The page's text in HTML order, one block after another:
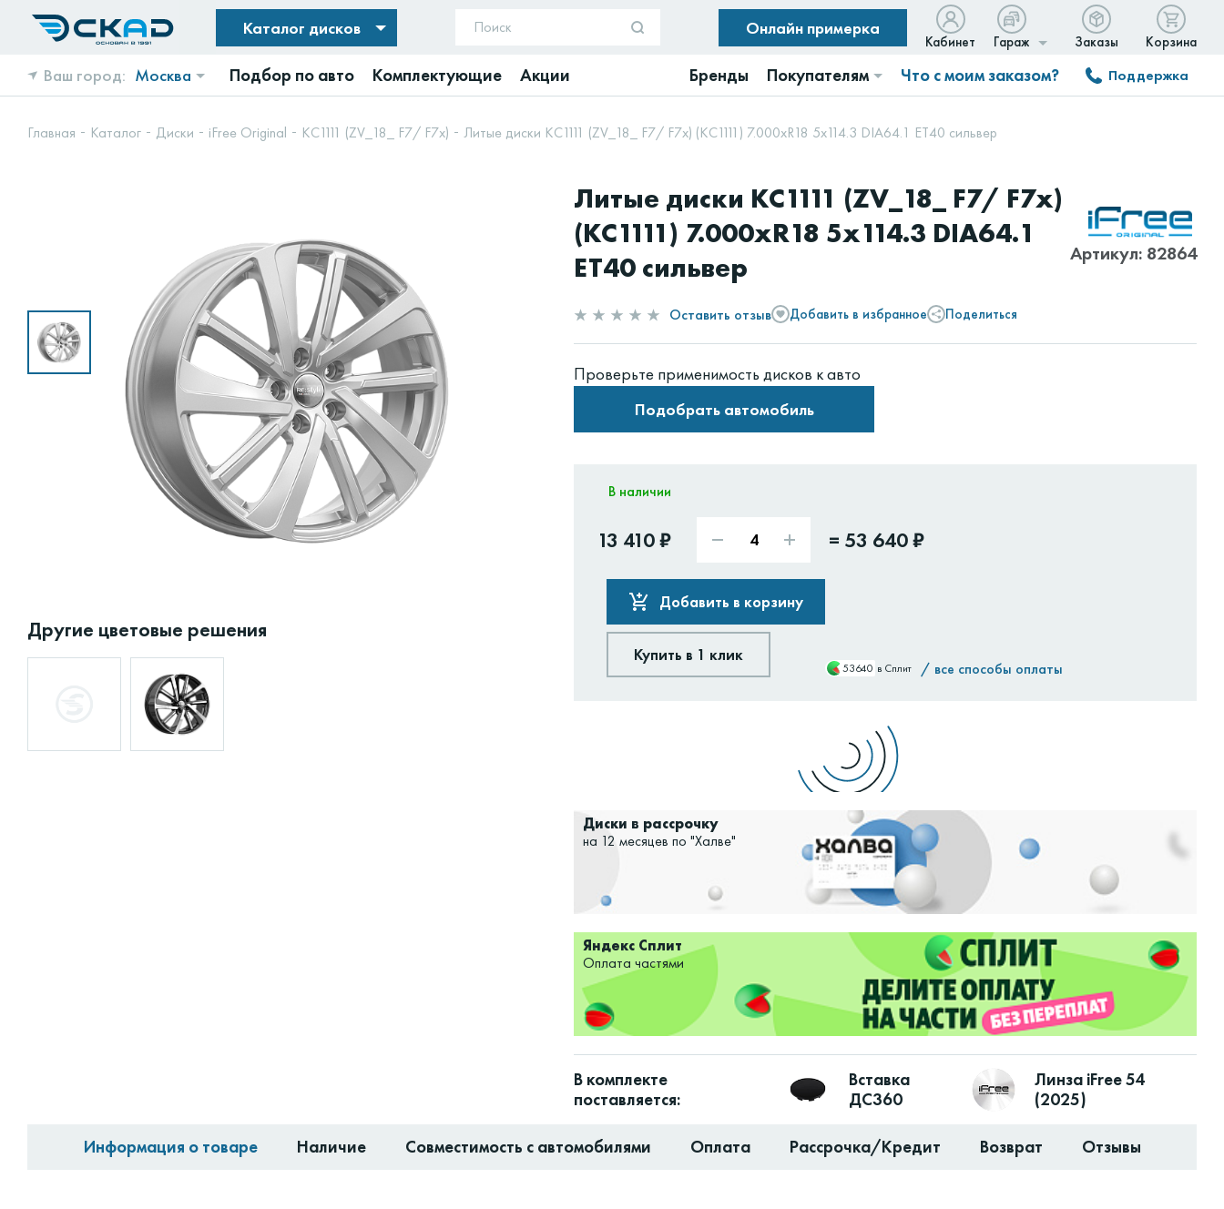
Каталог дисков Онлайн примерка
Кабинет Гараж Заказы Корзина
Ваш город: Москва Подбор по авто Комплектующие Акции Бренды Покупателям Что с моим заказом? Поддержка
Главная Каталог Диски iFree Original КС1111 (ZV_18_ F7/ F7x) Литые диски КС1111 (ZV_18_ F7/ F7x) (КС1111) 7.000xR18 5x114.3 DIA64.1 ET40 сильвер
Другие цветовые решения
Литые диски КС1111 (ZV_18_ F7/ F7x)
(КС1111) 7.000xR18 5x114.3 DIA64.1
ET40 сильвер
Артикул: 82864
Оставить отзыв Добавить в избранное Поделиться
Проверьте применимость дисков к авто
Подобрать автомобиль
В наличии
13 410 ₽ = 53 640 ₽
Добавить в корзину
Купить в 1 клик
53640 в Сплит / все способы оплаты
Диски в рассрочку
на 12 месяцев по "Халве"
Яндекс Сплит
Оплата частями
В комплекте
поставляется:
Вставка
ДС360
Линза iFree 54
(2025)
Информация о товаре Наличие Совместимость с автомобилями Оплата Рассрочка/Кредит Возврат Отзывы